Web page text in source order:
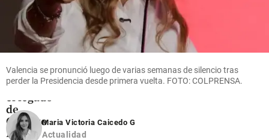
Columnistas
El
más
corrupto:
el legado
de
Gustavo
Petro
Valencia se pronunció luego de varias semanas de silencio tras
perder la Presidencia desde primera vuelta. FOTO: COLPRENSA.
Maria Victoria Caicedo G
Actualidad